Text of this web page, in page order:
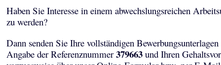
Haben Sie Interesse in einem abwechslungsreichen
zu werden?
Dann senden Sie Ihre vollständigen Bewerbungsunterlagen
Angabe der Referenznummer379663und Ihren